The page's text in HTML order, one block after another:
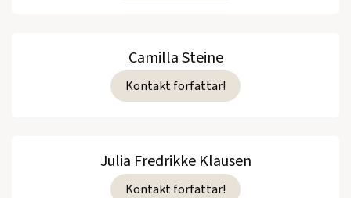
Camilla Steine
Kontakt forfattar!
Julia Fredrikke Klausen
Kontakt forfattar!